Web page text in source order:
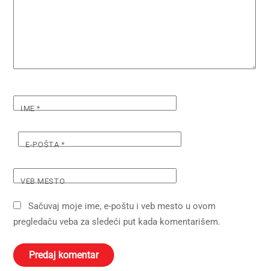
IME*
E-POŠTA*
VEB MESTO
Sačuvaj moje ime, e-poštu i veb mesto u ovom
pregledaču veba za sledeći put kada komentarišem.